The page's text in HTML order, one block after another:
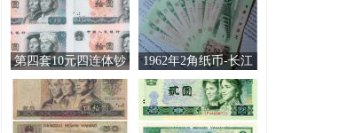
第四套10元四连体钞
1962年2角纸币-长江
大桥2角